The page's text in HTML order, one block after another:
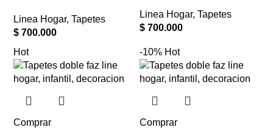
Linea Hogar, Tapetes
$ 700.000
Linea Hogar, Tapetes
$ 700.000
Hot
Comprar
-10% Hot
Comprar